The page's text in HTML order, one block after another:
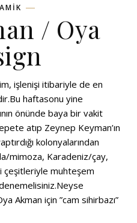
/ Oya
işlenişi itibariyle de en
haftasonu yine
önünde baya bir vakit
atıp Zeynep Keyman’ın
kolonyalarından
mimoza, Karadeniz/çay,
çeşitleriyle muhteşem
Akman için ”cam sihirbazı”